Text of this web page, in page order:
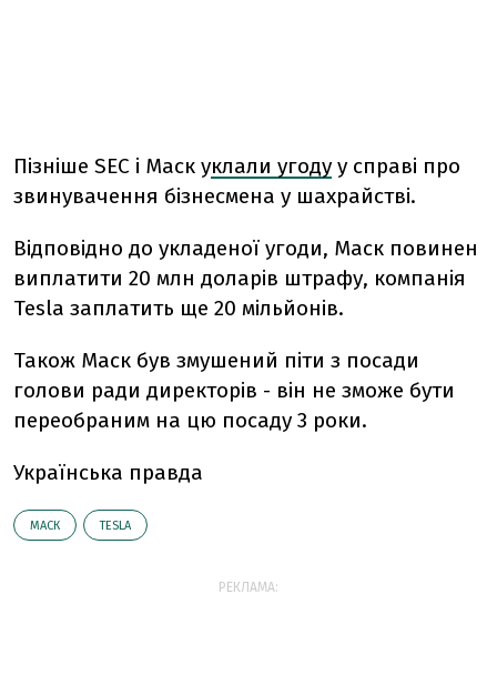
Пізніше SEC і Маск уклали угоду у справі про
звинувачення бізнесмена у шахрайстві.
Відповідно до укладеної угоди, Маск повинен
виплатити 20 млн доларів штрафу, компанія
Tesla заплатить ще 20 мільйонів.
Також Маск був змушений піти з посади
голови ради директорів - він не зможе бути
переобраним на цю посаду 3 роки.
Українська правда
МАСК TESLA
РЕКЛАМА: